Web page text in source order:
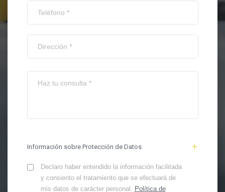
Información sobre Protección de Datos
Declaro haber entendido la información facilitada
y consiento el tratamiento que se efectuará de
mis datos de carácter personal. Política de